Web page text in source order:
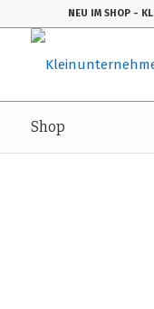
NEU IM SHOP -
Shop